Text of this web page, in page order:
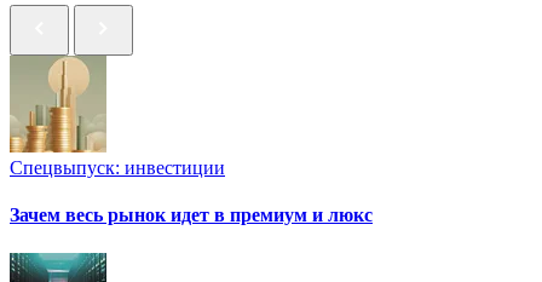
Спецвыпуск: инвестиции
Зачем весь рынок идет в премиум и люкс